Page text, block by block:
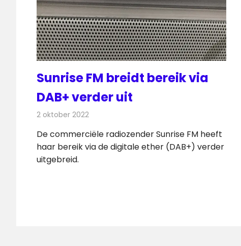
Sunrise FM breidt bereik via
DAB+ verder uit
2 oktober 2022
De commerciële radiozender Sunrise FM heeft
haar bereik via de digitale ether (DAB+) verder
uitgebreid.